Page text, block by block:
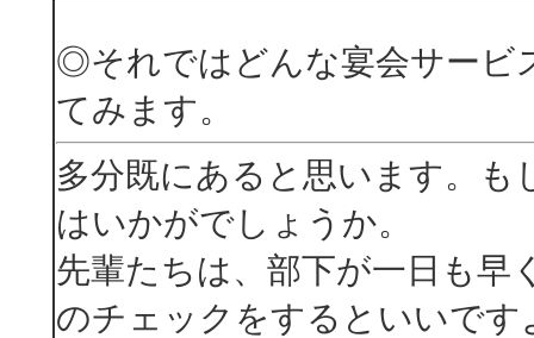
◎それではどんな宴会サービ
てみます。
多分既にあると思います。
はいかがでしょうか。
先輩たちは、部下が一日も早
のチェックをするといいで